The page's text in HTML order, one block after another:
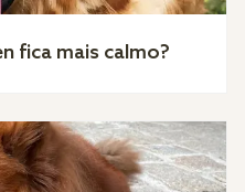
fica mais calmo?